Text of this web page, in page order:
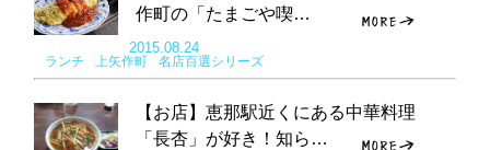
作町の「たまごや喫…
2015.08.24
ランチ 上矢作町 名店百選シリーズ
【お店】恵那駅近くにある中華料理
「長杏」が好き！知ら…